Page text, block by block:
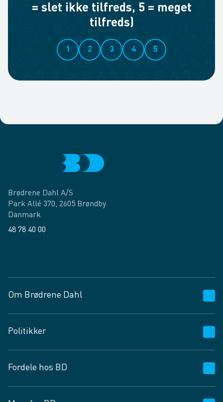
= slet ikke tilfreds, 5 = meget
tilfreds)
1 2 3 4 5
Brødrene Dahl A/S
Park Allé 370, 2605 Brøndby
Danmark
48 78 40 00
Om Brødrene Dahl
Vagttelefon 30 10 89 89
Spørgsmål og svar
Job og karriere
Fødevarekontrolrapport
Politikker
Privatlivspolitik
Cookies
Fordele hos BD